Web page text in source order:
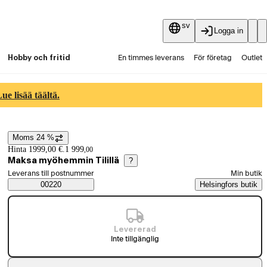
sv
Logga in
Hobby och fritid En timmes leverans För företag Outlet
lisää täältä.
Prisinformation
Moms 24 %
Hinta 1999,00 €. 1 999,00
Maksa myöhemmin Tilillä ?
Saatavuustiedot
Välj beställningssätt
Leverans till postnummer
00220
Min butik
Helsingfors butik
Levererad
Inte tillgänglig